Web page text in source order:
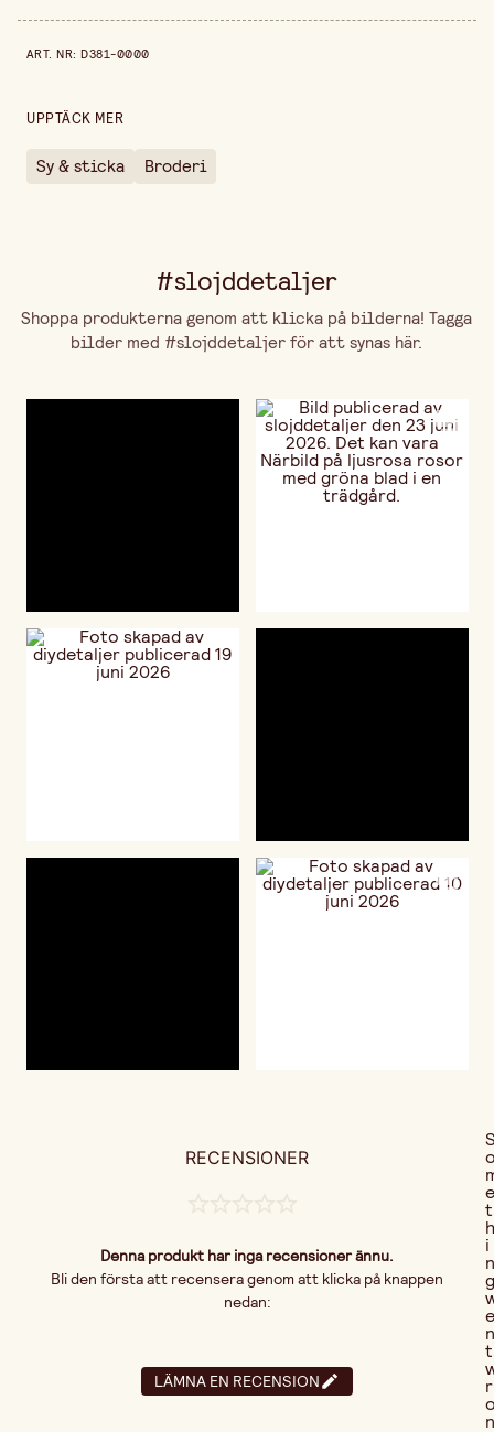
ART. NR:D381-0000
UPPTÄCK MER
Sy & sticka Broderi
#slojddetaljer
Shoppa produkterna genom att klicka på bilderna! Tagga
bilder med #slojddetaljer för att synas här.
RECENSIONER
Denna produkt har inga recensioner ännu.
Bli den första att recensera genom att klicka på knappen
nedan:
LÄMNA EN RECENSION
e
t
h
i
n
g
e
n
t
r
n